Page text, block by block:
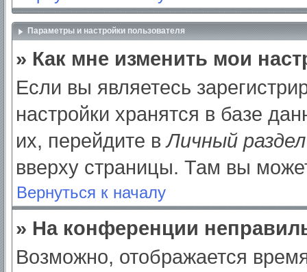
Параметры и настройки пользователя
» Как мне изменить мои
Если вы являетесь
настройки хранятся в базе
их, перейдите вЛичный раздел
вверху страницы. Там вы
Вернуться к началу
» На конференции
Возможно, отображается